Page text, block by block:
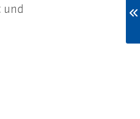
und